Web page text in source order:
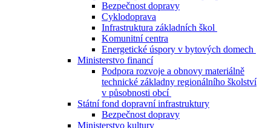
Bezpečnost dopravy
Cyklodoprava
Infrastruktura základních škol
Komunitní centra
Energetické úspory v bytových domech
Ministerstvo financí
Podpora rozvoje a obnovy materiálně
technické základny regionálního školství
v působnosti obcí
Státní fond dopravní infrastruktury
Bezpečnost dopravy
Ministerstvo kultury